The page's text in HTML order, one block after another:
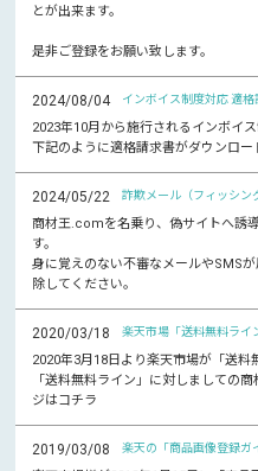
とが出来ます。
是非ご登録をお願い致します。
2024/08/04 インボイス制度対応 適
2023年10月から施行されるインボイ
下記のように適格請求書がダウンロー
2024/05/22 詐欺メール（フィッシン
商材王.comを名乗り、偽サイトへ誘
す。
身に覚えのない不審なメールやSMS
除してください。
2020/03/18 楽天市場「送料無料ライ
2020年3月18日より楽天市場が「送料
「送料無料ライン」に対しましての
ジはコチラ
2019/03/08 楽天の「商品画像登録ガ